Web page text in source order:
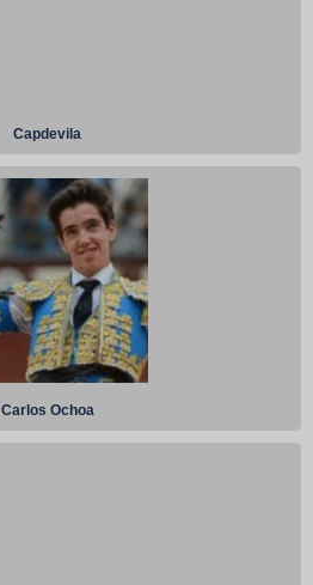
Capdevila
Carlos Ochoa